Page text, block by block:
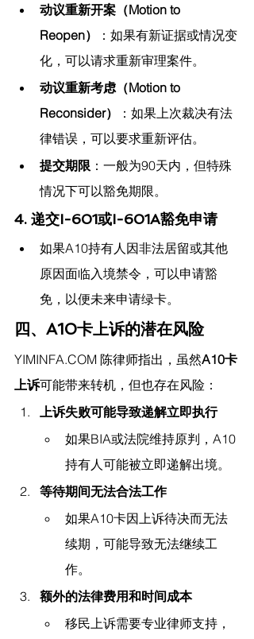
动议重新开案（Motion to
Reopen）
：如果有新证据或情况变
化，可以请求重新审理案件。
动议重新考虑（Motion to
Reconsider）
：如果上次裁决有法
律错误，可以要求重新评估。
提交期限 ：一般为90天内，但特殊
情况下可以豁免期限。
4. 递交I-601或I-601A豁免申请
如果A10持有人因非法居留或其他
原因面临入境禁令，可以申请豁
免，以便未来申请绿卡。
四、A10卡上诉的潜在风险
YIMINFA.COM 陈律师指出， 虽然A10卡
上诉可能带来转机，但也存在风险：
上诉失败可能导致递解立即执行
如果BIA或法院维持原判，A10
持有人可能被立即递解出境。
等待期间无法合法工作
如果A10卡因上诉待决而无法
续期，可能导致无法继续工
作。
额外的法律费用和时间成本
移民上诉需要专业律师支持，